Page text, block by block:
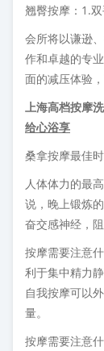
翘臀按摩：1.
会所将以谦逊
作和卓越的专
面的减压体验
上海高档按摩
给心浴享
桑拿按摩最佳时
人体体力的最
说，晚上锻炼
奋交感神经，阻
按摩需要注意
利于集中精力
自我按摩可以
量。
按摩需要注意